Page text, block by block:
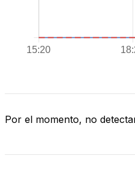
Por el momento, no